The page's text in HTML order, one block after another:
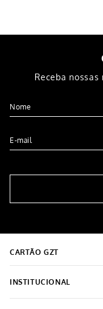
Receba
CARTÃO GZT
INSTITUCIONAL